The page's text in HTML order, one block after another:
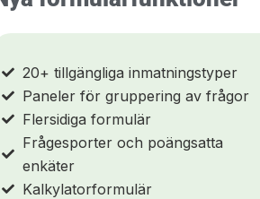
20+ tillgängliga inmatningstyper
Paneler för gruppering av frågor
Flersidiga formulär
Frågesporter och poängsatta
enkäter
Kalkylatorformulär